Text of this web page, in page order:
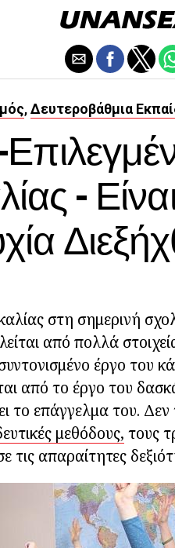
, Δευτεροβάθμια
-
στη σημερινή
από πολλά
έργο του
από το έργο του
το επάγγελμα του. Δεν
μεθόδους, τους
τις απαραίτητες